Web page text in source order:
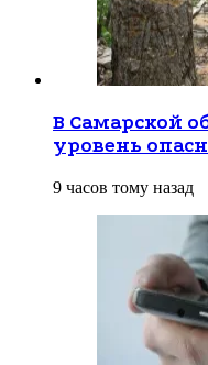
В Самарской
уровень
9 часов тому назад